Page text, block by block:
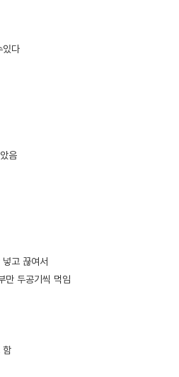
있다
음
고 끊여서
만 두공기씩 먹임
함